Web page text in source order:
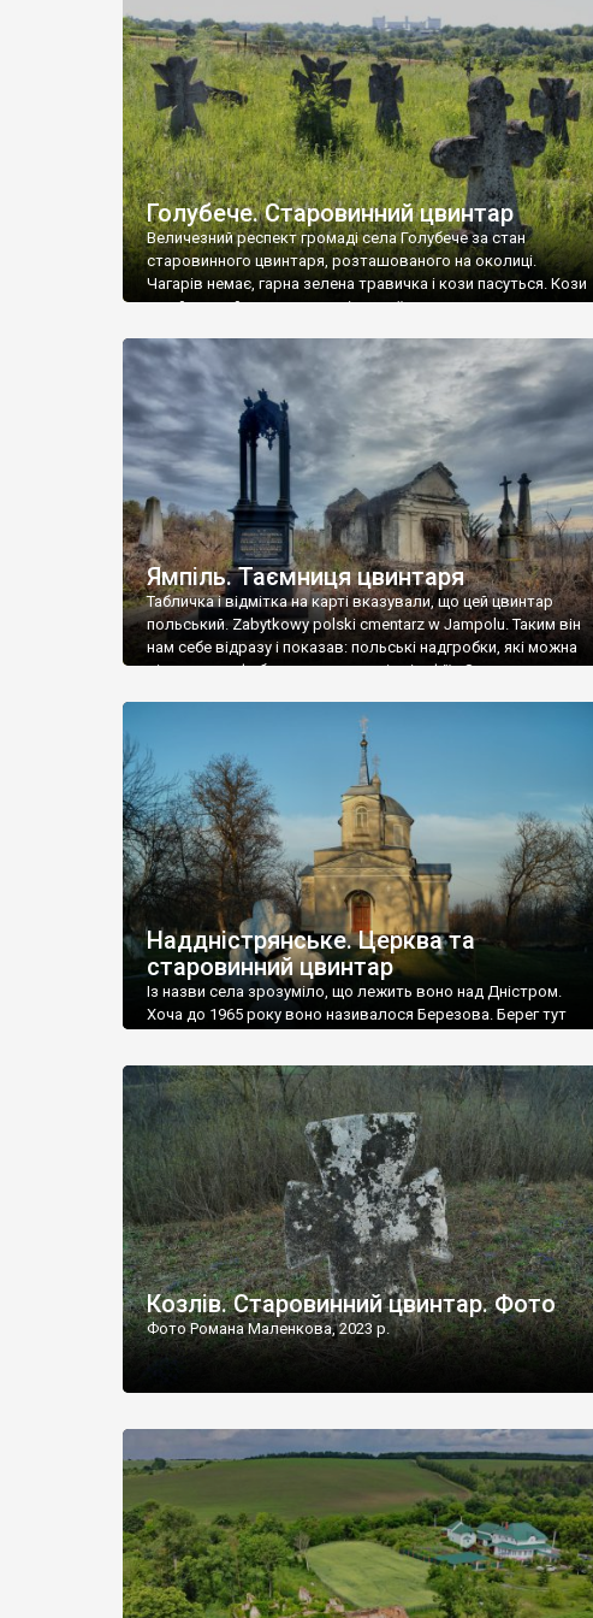
Голубече. Старовинний цвинтар
Величезний респект громаді села Голубече за стан
старовинного цвинтаря, розташованого на околиці.
Чагарів немає, гарна зелена травичка і кози пасуться. Кози
– найкращий регулятор шкідливої, для старих кладовищ,
бруньками, кози ті бруньки обгризають, бо то улюблений
делікатес. На цвинтарі у Голубечому ціла колекція
різноманітних форм хрестів. Село відносно невелике, […]
Ямпіль. Таємниця цвинтаря
Табличка і відмітка на карті вказували, що цей цвинтар
польський. Zabytkowy polski cmentarz w Jampolu. Таким він
нам себе відразу і показав: польські надгробки, які можна
віднести до фабричних, польські епітафії… Загалом цвинтар
виявилося більше семи гектарів. Перше враження про
абсолютну звичайність польського цвинтаря виявилося
оманливим – […]
Наддністрянське. Церква та
старовинний цвинтар
Із назви села зрозуміло, що лежить воно над Дністром.
Хоча до 1965 року воно називалося Березова. Берег тут
Наддністрянське відрізняється від більшості навколишніх
сіл. У селі є мурована Михайлівська церква. Точної дати […]
Козлів. Старовинний цвинтар. Фото
Фото Романа Маленкова, 2023 р.